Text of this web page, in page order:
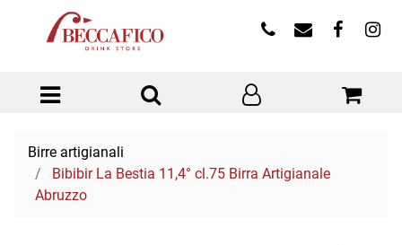
Open menu
Birre artigianali
Bibibir La Bestia 11,4° cl.75 Birra Artigianale
Abruzzo